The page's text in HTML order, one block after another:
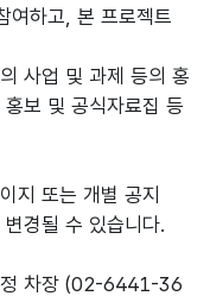
여하고, 본 프로젝트
사업 및 과제 등의 홍
보 및 공식자료집 등
지 또는 개별 공지
경될 수 있습니다.
정 차장 (02-6441-36